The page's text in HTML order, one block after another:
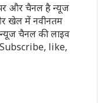
और चैनल है न्यूज
खेल में नवीनतम
चैनल की लाइव
Subscribe, like,